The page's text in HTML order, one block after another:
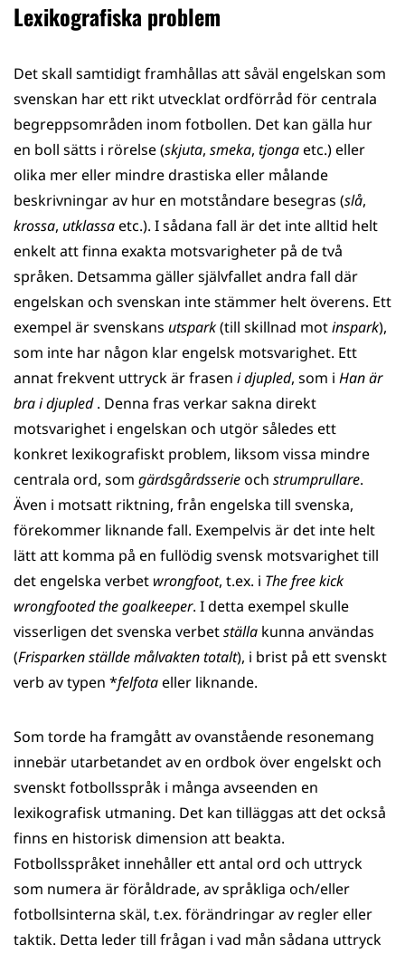
Lexikografiska problem
Det skall samtidigt framhållas att såväl engelskan som
svenskan har ett rikt utvecklat ordförråd för centrala
begreppsområden inom fotbollen. Det kan gälla hur
en boll sätts i rörelse (skjuta, smeka, tjongaetc.) eller
olika mer eller mindre drastiska eller målande
beskrivningar av hur en motståndare besegras (slå,
krossa, utklassaetc.). I sådana fall är det inte alltid helt
enkelt att finna exakta motsvarigheter på de två
språken. Detsamma gäller självfallet andra fall där
engelskan och svenskan inte stämmer helt överens. Ett
exempel är svenskans utspark(till skillnad motinspark),
som inte har någon klar engelsk motsvarighet. Ett
annat frekvent uttryck är frasen i djupled, som i Han är
bra i djupled. Denna fras verkar sakna direkt
motsvarighet i engelskan och utgör således ett
konkret lexikografiskt problem, liksom vissa mindre
centrala ord, som gärdsgårdsserieoch strumprullare.
Även i motsatt riktning, från engelska till svenska,
förekommer liknande fall. Exempelvis är det inte helt
lätt att komma på en fullödig svensk motsvarighet till
det engelska verbet wrongfoot, t.ex. i The free kick
wrongfooted the goalkeeper. I detta exempel skulle
visserligen det svenska verbetställa kunna användas
(Frisparken ställde målvakten totalt), i brist på ett svenskt
verb av typen *felfotaeller liknande.
Som torde ha framgått av ovanstående resonemang
innebär utarbetandet av en ordbok över engelskt och
svenskt fotbollsspråk i många avseenden en
lexikografisk utmaning. Det kan tilläggas att det också
finns en historisk dimension att beakta.
Fotbollsspråket innehåller ett antal ord och uttryck
som numera är föråldrade, av språkliga och/eller
fotbollsinterna skäl, t.ex. förändringar av regler eller
taktik. Detta leder till frågan i vad mån sådana uttryck